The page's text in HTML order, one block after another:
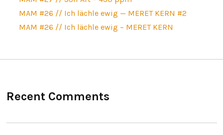
MAM #26 // Ich lächle ewig — MERET KERN #2
MAM #26 // Ich lächle ewig – MERET KERN
Recent Comments